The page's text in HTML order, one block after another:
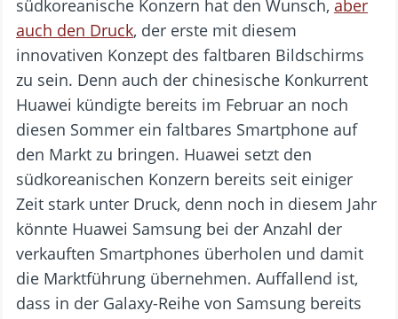
südkoreanische Konzern hat den Wunsch, aber
auch den Druck, der erste mit diesem
innovativen Konzept des faltbaren Bildschirms
zu sein. Denn auch der chinesische Konkurrent
Huawei kündigte bereits im Februar an noch
diesen Sommer ein faltbares Smartphone auf
den Markt zu bringen. Huawei setzt den
südkoreanischen Konzern bereits seit einiger
Zeit stark unter Druck, denn noch in diesem Jahr
könnte Huawei Samsung bei der Anzahl der
verkauften Smartphones überholen und damit
die Marktführung übernehmen. Auffallend ist,
dass in der Galaxy-Reihe von Samsung bereits